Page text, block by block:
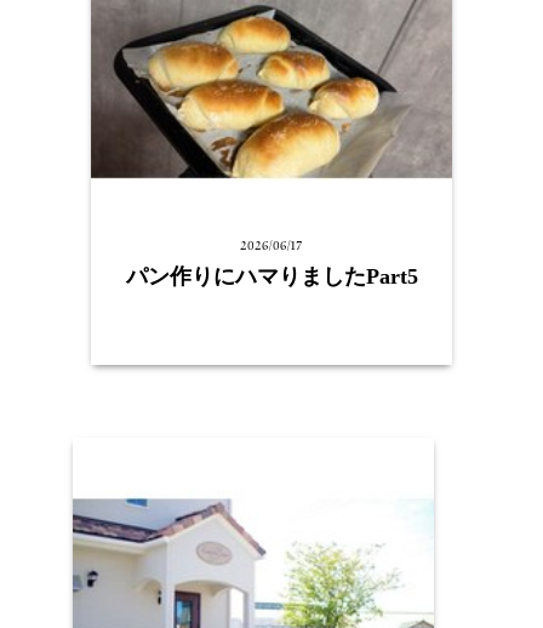
2026/06/17
パン作りにハマりましたPart5